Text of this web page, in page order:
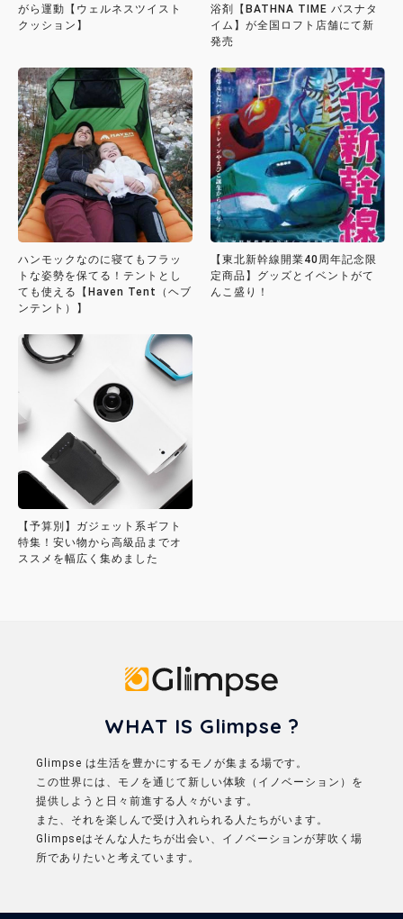
がら運動【ウェルネスツイスト
クッション】
浴剤【BATHNA TIME バスナタ
イム】が全国ロフト店舗にて新
発売
ハンモックなのに寝てもフラッ
トな姿勢を保てる！テントとし
ても使える【Haven Tent（ヘブ
ンテント）】
【東北新幹線開業40周年記念限
定商品】グッズとイベントがて
んこ盛り！
【予算別】ガジェット系ギフト
特集！安い物から高級品までオ
ススメを幅広く集めました
WHAT IS Glimpse ?
Glimpse は生活を豊かにするモノが集まる場です。
この世界には、モノを通じて新しい体験（イノベーション）を
提供しようと日々前進する人々がいます。
また、それを楽しんで受け入れられる人たちがいます。
Glimpseはそんな人たちが出会い、イノベーションが芽吹く場
所でありたいと考えています。